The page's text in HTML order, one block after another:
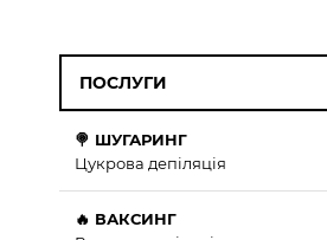
ПОСЛУГИ
🍭 ШУГАРИНГ
Цукрова депіляція
🔥 ВАКСИНГ